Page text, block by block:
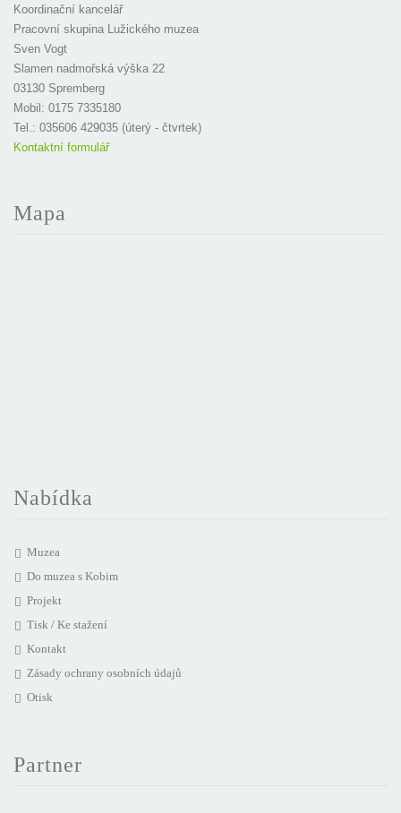
Koordinační kancelář
Pracovní skupina Lužického muzea
Sven Vogt
Slamen nadmořská výška 22
03130 Spremberg
Mobil: 0175 7335180
Tel.: 035606 429035 (úterý - čtvrtek)
Kontaktní formulář
Mapa
Nabídka
Muzea
Do muzea s Kobim
Projekt
Tisk / Ke stažení
Kontakt
Zásady ochrany osobních údajů
Otisk
Partner